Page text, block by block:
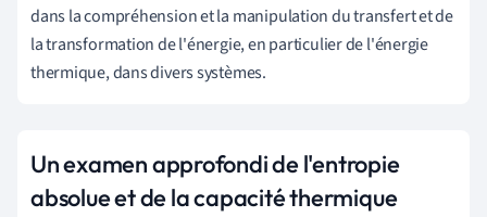
dans la compréhension et la manipulation du transfert et de
la transformation de l'énergie, en particulier de l'énergie
thermique, dans divers systèmes.
Un examen approfondi de l'entropie
absolue et de la capacité thermique